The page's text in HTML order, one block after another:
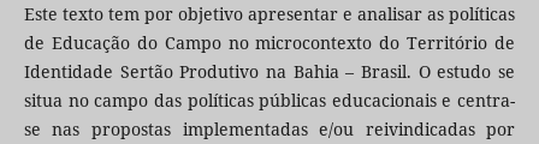
Este texto tem por objetivo apresentar e analisar as políticas
de Educação do Campo no microcontexto do Território de
Identidade Sertão Produtivo na Bahia – Brasil. O estudo se
situa no campo das políticas públicas educacionais e centra-
se nas propostas implementadas e/ou reivindicadas por